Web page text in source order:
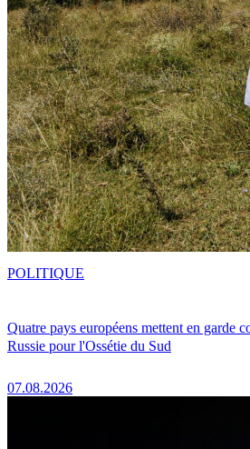
Quatre pays européens mettent en garde
Russie pour l'Ossétie du Sud
07.08.2026
POLITIQUE